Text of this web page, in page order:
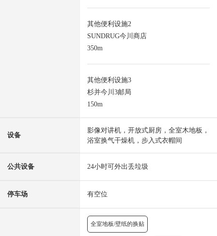
其他便利设施2
SUNDRUG今川商店
350m
其他便利设施3
杉并今川3邮局
150m
设备
影像对讲机，开放式厨房，全室木地板，
浴室换气干燥机，步入式衣帽间
公共设备 24小时可外出丢垃圾
停车场 有空位
全室地板/壁纸的换贴